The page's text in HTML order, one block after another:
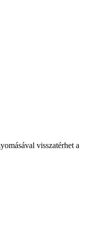
visszatérhet a